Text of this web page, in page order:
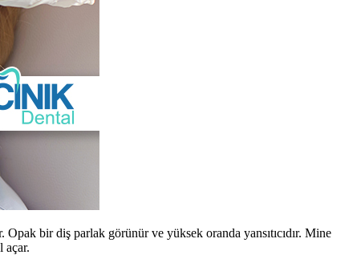
bir diş parlak görünür ve yüksek oranda yansıtıcıdır. Mine
açar.